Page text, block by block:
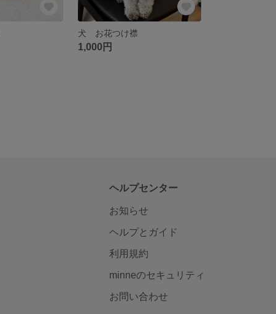
犬 お花つけ襟
1,000円
ヘルプセンター
お知らせ
ヘルプとガイド
利用規約
minneのセキュリティ
お問い合わせ